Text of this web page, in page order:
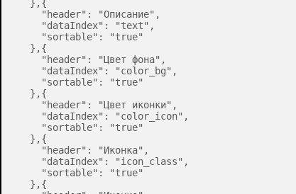
},{
  "header": "Описание",
  "dataIndex": "text",
  "sortable": "true"
},{
  "header": "Цвет фона",
  "dataIndex": "color_bg",
  "sortable": "true"
},{
  "header": "Цвет иконки",
  "dataIndex": "color_icon",
  "sortable": "true"
},{
  "header": "Иконка",
  "dataIndex": "icon_class",
  "sortable": "true"
},{